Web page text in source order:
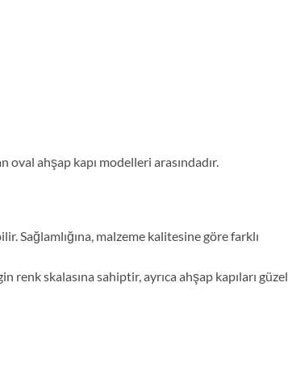
oval ahşap kapı modelleri arasındadır.
Sağlamlığına, malzeme kalitesine göre farklı
renk skalasına sahiptir, ayrıca ahşap kapıları güzel